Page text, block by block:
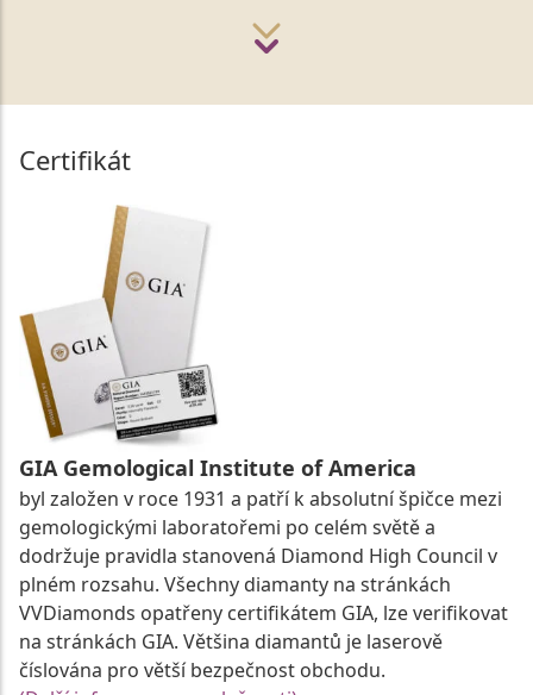
Certifikát
GIA Gemological Institute of America
byl založen v roce 1931 a patří k absolutní špičce mezi
gemologickými laboratořemi po celém světě a
dodržuje pravidla stanovená Diamond High Council v
plném rozsahu. Všechny diamanty na stránkách
VVDiamonds opatřeny certifikátem GIA, lze verifikovat
na stránkách GIA. Většina diamantů je laserově
číslována pro větší bezpečnost obchodu.